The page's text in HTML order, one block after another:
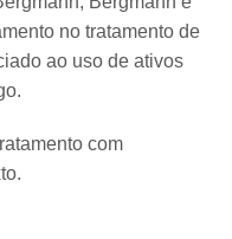
no tratamento de
ao uso de ativos
com